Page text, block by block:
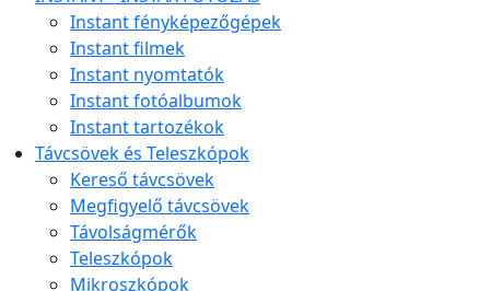
Instant fényképezőgépek
Instant filmek
Instant nyomtatók
Instant fotóalbumok
Instant tartozékok
Távcsövek és Teleszkópok
Kereső távcsövek
Megfigyelő távcsövek
Távolságmérők
Teleszkópok
Mikroszkópok